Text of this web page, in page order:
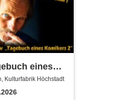
eines
Kulturfabrik Höchstadt